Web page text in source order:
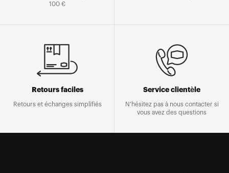
100 €
Retours faciles
Retours et échanges simplifiés
Service clientèle
N'hésitez pas à nous contacter si
vous avez des questions